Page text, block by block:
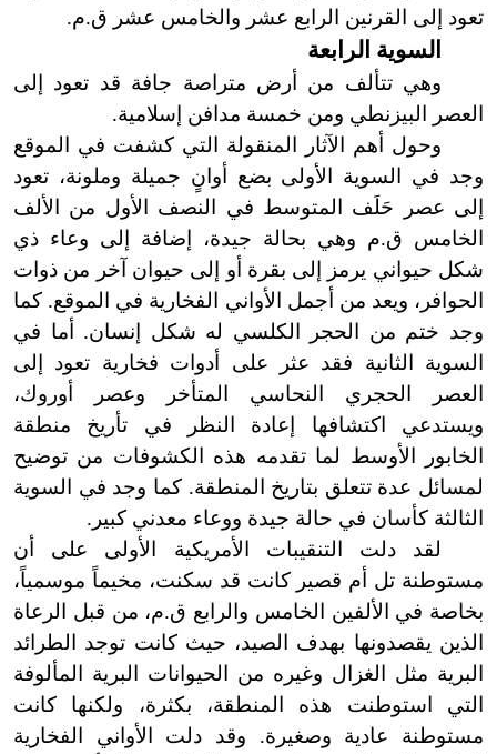
تعود إلى القرنين الرابع عشر والخامس عشر ق.م.
السوية الرابعة
وهي تتألف من أرض متراصة جافة قد تعود إلى
العصر البيزنطي ومن خمسة مدافن إسلامية.
وحول أهم الآثار المنقولة التي كشفت في الموقع
وجد في السوية الأولى بضع أوانٍ جميلة وملونة، تعود
إلى عصر حَلَف المتوسط في النصف الأول من الألف
الخامس ق.م وهي بحالة جيدة، إضافة إلى وعاء ذي
شكل حيواني يرمز إلى بقرة أو إلى حيوان آخر من ذوات
الحوافر، ويعد من أجمل الأواني الفخارية في الموقع. كما
وجد ختم من الحجر الكلسي له شكل إنسان. أما في
السوية الثانية فقد عثر على أدوات فخارية تعود إلى
العصر الحجري النحاسي المتأخر وعصر أوروك،
ويستدعي اكتشافها إعادة النظر في تأريخ منطقة
الخابور الأوسط لما تقدمه هذه الكشوفات من توضيح
لمسائل عدة تتعلق بتاريخ المنطقة. كما وجد في السوية
الثالثة كأسان في حالة جيدة ووعاء معدني كبير.
لقد دلت التنقيبات الأمريكية الأولى على أن
مستوطنة تل أم قصير كانت قد سكنت، مخيماً موسمياً،
بخاصة في الألفين الخامس والرابع ق.م، من قبل الرعاة
الذين يقصدونها بهدف الصيد، حيث كانت توجد الطرائد
البرية مثل الغزال وغيره من الحيوانات البرية المألوفة
التي استوطنت هذه المنطقة، بكثرة، ولكنها كانت
مستوطنة عادية وصغيرة. وقد دلت الأواني الفخارية